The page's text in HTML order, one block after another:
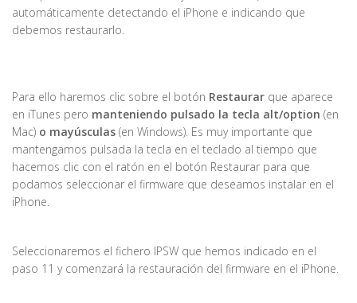
automáticamente detectando el iPhone e indicando que
debemos restaurarlo.
Para ello haremos clic sobre el botón Restaurar que aparece
en iTunes pero manteniendo pulsado la tecla alt/option (en
Mac) o mayúsculas (en Windows). Es muy importante que
mantengamos pulsada la tecla en el teclado al tiempo que
hacemos clic con el ratón en el botón Restaurar para que
podamos seleccionar el firmware que deseamos instalar en el
iPhone.
Seleccionaremos el fichero IPSW que hemos indicado en el
paso 11 y comenzará la restauración del firmware en el iPhone.